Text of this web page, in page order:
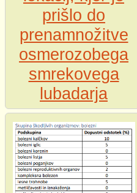
prišlo do
prenamnožitve
osmerozobega
smrekovega
lubadarja